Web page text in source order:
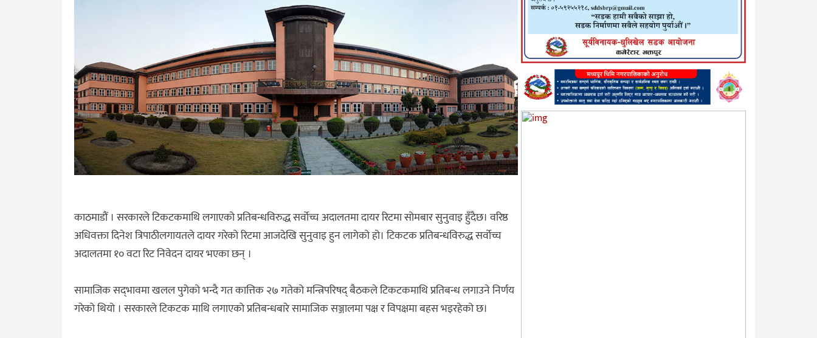
काठमाडौं । सरकारले टिकटकमाथि लगाएको प्रतिबन्धविरुद्ध सर्वोच्च अदालतमा दायर रिटमा सोमबार सुनुवाइ हुँदैछ। वरिष्ठ
अधिवक्ता दिनेश त्रिपाठीलगायतले दायर गरेको रिटमा आजदेखि सुनुवाइ हुन लागेको हो। टिकटक प्रतिबन्धविरुद्ध सर्वोच्च
अदालतमा १० वटा रिट निवेदन दायर भएका छन् ।
सामाजिक सद्‌भावमा खलल पुगेको भन्दै गत कात्तिक २७ गतेको मन्त्रिपरिषद्‌ बैठकले टिकटकमाथि प्रतिबन्ध लगाउने निर्णय
गरेको थियो । सरकारले टिकटक माथि लगाएको प्रतिबन्धबारे सामाजिक सञ्जालमा पक्ष र विपक्षमा बहस भइरहेको छ।